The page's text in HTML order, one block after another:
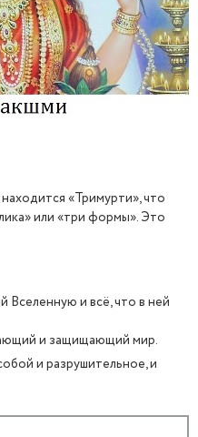
«Тримурти», что
или «три формы». Это
Вселенную и всё, что в ней
и защищающий мир.
и разрушительное, и